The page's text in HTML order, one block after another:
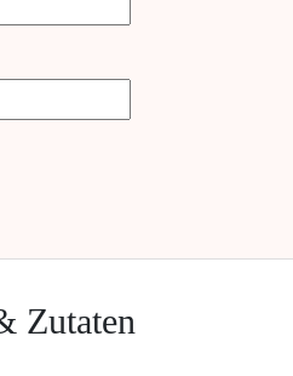
Zutaten